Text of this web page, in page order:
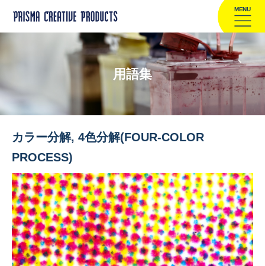
MENU
用語集
カラー分解, 4色分解(FOUR-COLOR
PROCESS)